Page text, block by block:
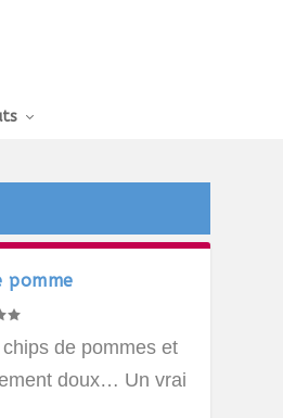
pomme
de pommes et
doux… Un vrai